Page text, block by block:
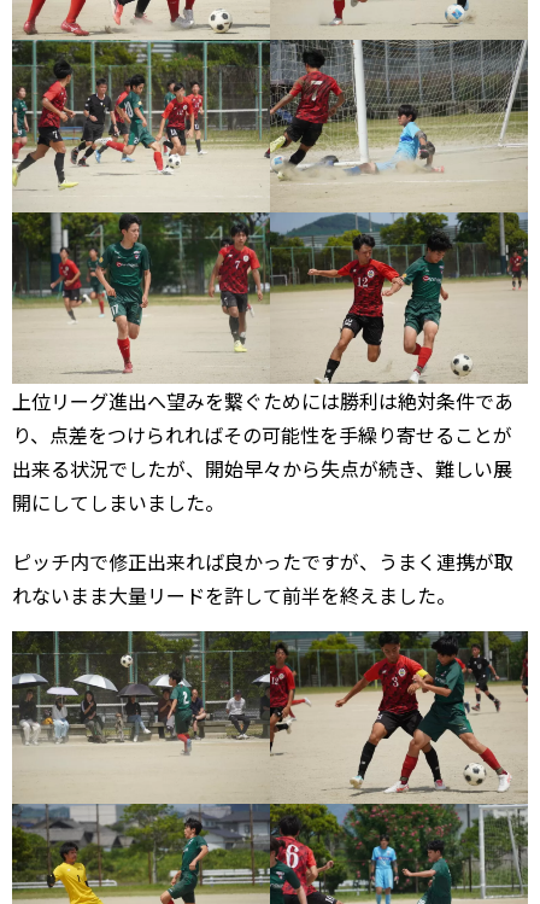
上位リーグ進出へ望みを繋ぐためには勝利は絶対条件であ
り、点差をつけられればその可能性を手繰り寄せることが
出来る状況でしたが、開始早々から失点が続き、難しい展
開にしてしまいました。
ピッチ内で修正出来れば良かったですが、うまく連携が取
れないまま大量リードを許して前半を終えました。